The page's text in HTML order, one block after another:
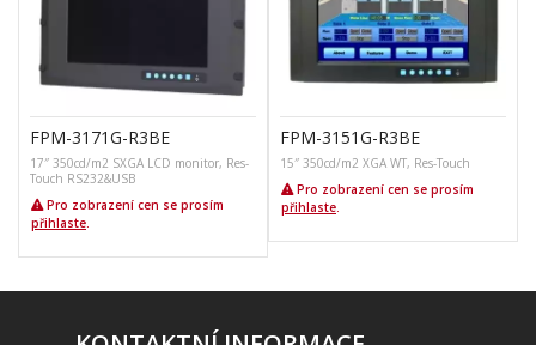
FPM-3171G-R3BE
17″ 350cd/m2 SXGA LCD monitor, Res-
Touch RS232&USB
Pro zobrazení cen se prosím
přihlaste.
FPM-3151G-R3BE
15″ 350cd/m2 XGA WT, Res-Touch
Pro zobrazení cen se prosím
přihlaste.